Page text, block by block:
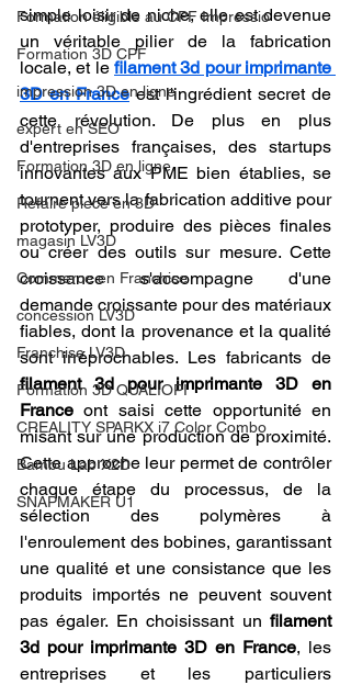
Formation éligible au CPF Impressio
Formation 3D CPF
impression 3D en ligne
expert en SEO
Formation 3D en ligne.
Refaire piece en 3D
magasin LV3D
Commerce en Franchise
concession LV3D
Franchise LV3D
Formation 3D QUALIOPI
CREALITY SPARKX i7 Color Combo
Bambu Lab X2D
SNAPMAKER U1
simple loisir de niche, elle est devenue
un véritable pilier de la fabrication
locale, et le filament 3d pour imprimante
3D en France est l'ingrédient secret de
cette révolution. De plus en plus
d'entreprises françaises, des startups
innovantes aux PME bien établies, se
tournent vers la fabrication additive pour
prototyper, produire des pièces finales
ou créer des outils sur mesure. Cette
croissance s'accompagne d'une
demande croissante pour des matériaux
fiables, dont la provenance et la qualité
filament 3d pour imprimante 3D en
France ont saisi cette opportunité en
misant sur une production de proximité.
Cette approche leur permet de contrôler
chaque étape du processus, de la
sélection des polymères à
l'enroulement des bobines, garantissant
une qualité et une consistance que les
produits importés ne peuvent souvent
pas égaler. En choisissant un filament
3d pour imprimante 3D en France, les
entreprises et les particuliers